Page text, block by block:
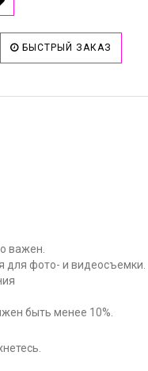
БЫСТРЫЙ ЗАКАЗ
важен.
фото- и видеосъемки.
быть менее 10%.